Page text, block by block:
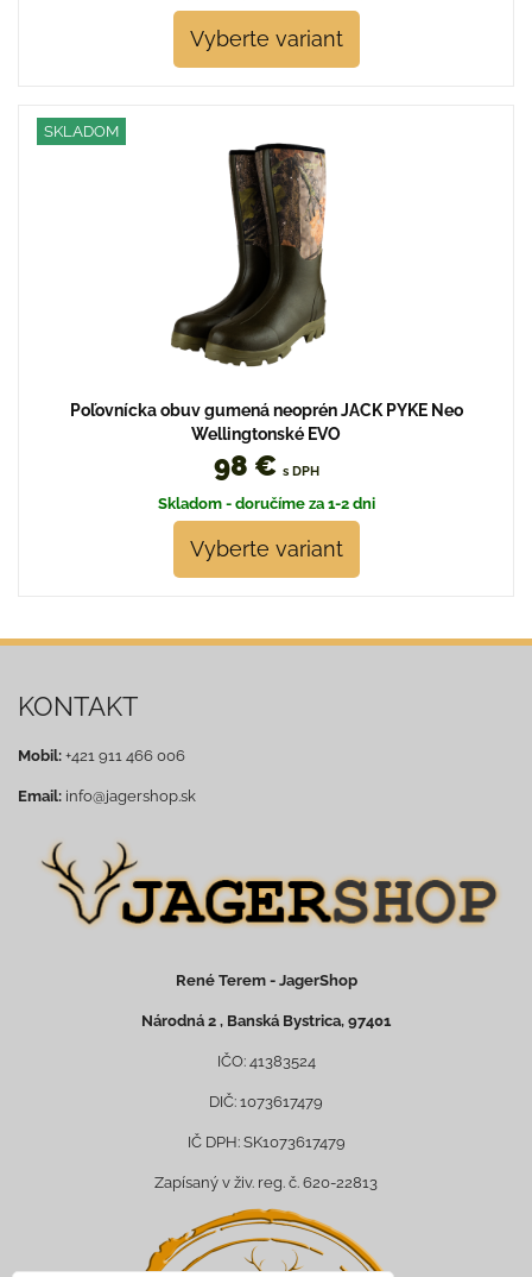
Vyberte variant
SKLADOM
Poľovnícka obuv gumená neoprén JACK PYKE Neo
Wellingtonské EVO
98 € s DPH
Skladom - doručíme za 1-2 dni
Vyberte variant
KONTAKT
Mobil: +421 911 466 006
Email: info@jagershop.sk
René Terem - JagerShop
Národná 2 , Banská Bystrica, 97401
IČO: 41383524
DIČ: 1073617479
IČ DPH: SK1073617479
Zapísaný v živ. reg. č. 620-22813